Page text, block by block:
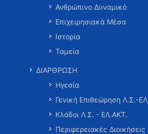
Ανθρώπινο Δυναμικό
Επιχειρησιακά Μέσα
Ιστορία
Ταμεία
ΔΙΑΡΘΡΩΣΗ
Ηγεσία
Γενική Επιθεώρηση Λ.Σ.-
Κλάδοι Λ.Σ. - ΕΛ.ΑΚΤ.
Περιφερειακές